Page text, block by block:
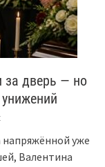
за дверь — но
уже
Валентина